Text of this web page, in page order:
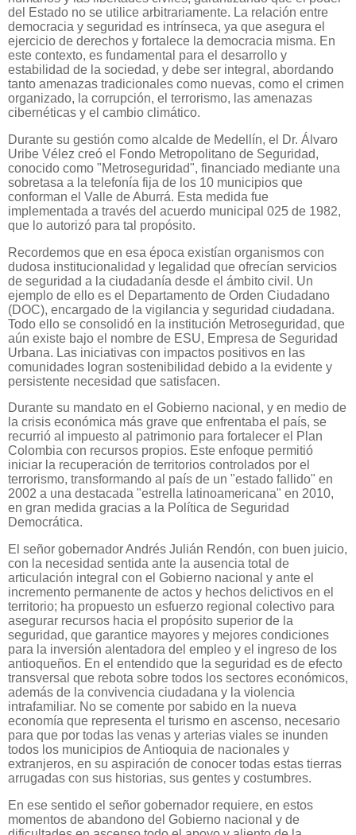
del Estado no se utilice arbitrariamente. La relación entre
democracia y seguridad es intrínseca, ya que asegura el
ejercicio de derechos y fortalece la democracia misma. En
este contexto, es fundamental para el desarrollo y
estabilidad de la sociedad, y debe ser integral, abordando
tanto amenazas tradicionales como nuevas, como el crimen
organizado, la corrupción, el terrorismo, las amenazas
cibernéticas y el cambio climático.
Durante su gestión como alcalde de Medellín, el Dr. Álvaro
Uribe Vélez creó el Fondo Metropolitano de Seguridad,
conocido como "Metroseguridad", financiado mediante una
sobretasa a la telefonía fija de los 10 municipios que
conforman el Valle de Aburrá. Esta medida fue
implementada a través del acuerdo municipal 025 de 1982,
que lo autorizó para tal propósito.
Recordemos que en esa época existían organismos con
dudosa institucionalidad y legalidad que ofrecían servicios
de seguridad a la ciudadanía desde el ámbito civil. Un
ejemplo de ello es el Departamento de Orden Ciudadano
(DOC), encargado de la vigilancia y seguridad ciudadana.
Todo ello se consolidó en la institución Metroseguridad, que
aún existe bajo el nombre de ESU, Empresa de Seguridad
Urbana. Las iniciativas con impactos positivos en las
comunidades logran sostenibilidad debido a la evidente y
persistente necesidad que satisfacen.
Durante su mandato en el Gobierno nacional, y en medio de
la crisis económica más grave que enfrentaba el país, se
recurrió al impuesto al patrimonio para fortalecer el Plan
Colombia con recursos propios. Este enfoque permitió
iniciar la recuperación de territorios controlados por el
terrorismo, transformando al país de un "estado fallido" en
2002 a una destacada "estrella latinoamericana" en 2010,
en gran medida gracias a la Política de Seguridad
Democrática.
El señor gobernador Andrés Julián Rendón, con buen juicio,
con la necesidad sentida ante la ausencia total de
articulación integral con el Gobierno nacional y ante el
incremento permanente de actos y hechos delictivos en el
territorio; ha propuesto un esfuerzo regional colectivo para
asegurar recursos hacia el propósito superior de la
seguridad, que garantice mayores y mejores condiciones
para la inversión alentadora del empleo y el ingreso de los
antioqueños. En el entendido que la seguridad es de efecto
transversal que rebota sobre todos los sectores económicos,
además de la convivencia ciudadana y la violencia
intrafamiliar. No se comente por sabido en la nueva
economía que representa el turismo en ascenso, necesario
para que por todas las venas y arterias viales se inunden
todos los municipios de Antioquia de nacionales y
extranjeros, en su aspiración de conocer todas estas tierras
arrugadas con sus historias, sus gentes y costumbres.
En ese sentido el señor gobernador requiere, en estos
momentos de abandono del Gobierno nacional y de